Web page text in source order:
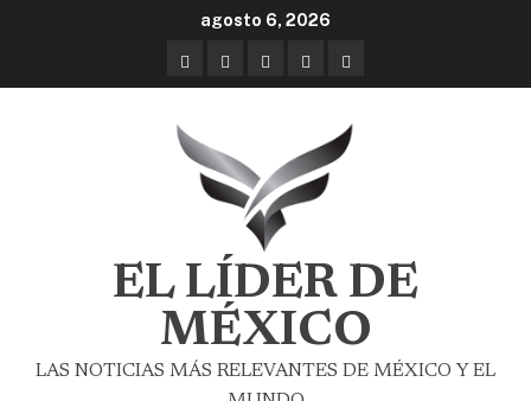
agosto 6, 2026
EL LÍDER DE
MÉXICO
LAS NOTICIAS MÁS RELEVANTES DE MÉXICO Y EL